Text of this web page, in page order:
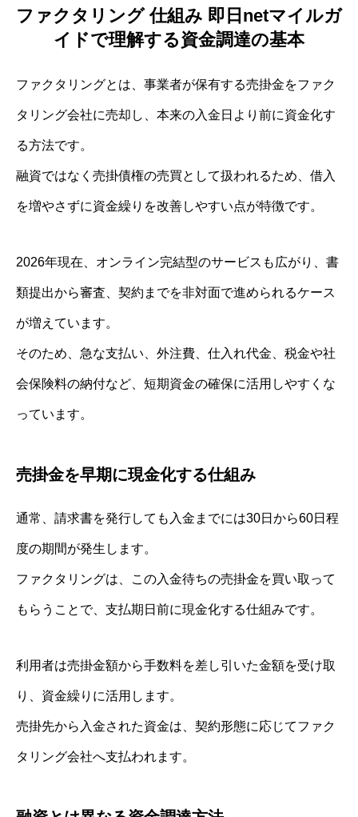
ファクタリング 仕組み 即日netマイルガ
イドで理解する資金調達の基本
ファクタリングとは、事業者が保有する売掛金をファク
タリング会社に売却し、本来の入金日より前に資金化す
る方法です。
融資ではなく売掛債権の売買として扱われるため、借入
を増やさずに資金繰りを改善しやすい点が特徴です。
2026年現在、オンライン完結型のサービスも広がり、書
類提出から審査、契約までを非対面で進められるケース
が増えています。
そのため、急な支払い、外注費、仕入れ代金、税金や社
会保険料の納付など、短期資金の確保に活用しやすくな
っています。
売掛金を早期に現金化する仕組み
通常、請求書を発行しても入金までには30日から60日程
度の期間が発生します。
ファクタリングは、この入金待ちの売掛金を買い取って
もらうことで、支払期日前に現金化する仕組みです。
利用者は売掛金額から手数料を差し引いた金額を受け取
り、資金繰りに活用します。
売掛先から入金された資金は、契約形態に応じてファク
タリング会社へ支払われます。